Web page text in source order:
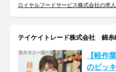
ロイヤルフードサービス株式会社の求
テイケイトレード株式会社 錦糸
【軽作
のピッ